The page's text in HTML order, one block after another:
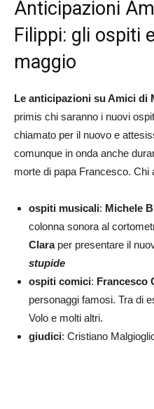
Anticipazioni
Filippi: gli ospiti
maggio
Le anticipazioni su Amici di
primis chi saranno i nuovi
chiamato per il nuovo e
comunque in onda anche
morte di papa Francesco. Chi
ospiti musicali: Michele
colonna sonora al
Claraper presentare il
stupide
ospiti comici: Francesco
personaggi famosi. Tra di
Volo e molti altri.
giudici: Cristiano